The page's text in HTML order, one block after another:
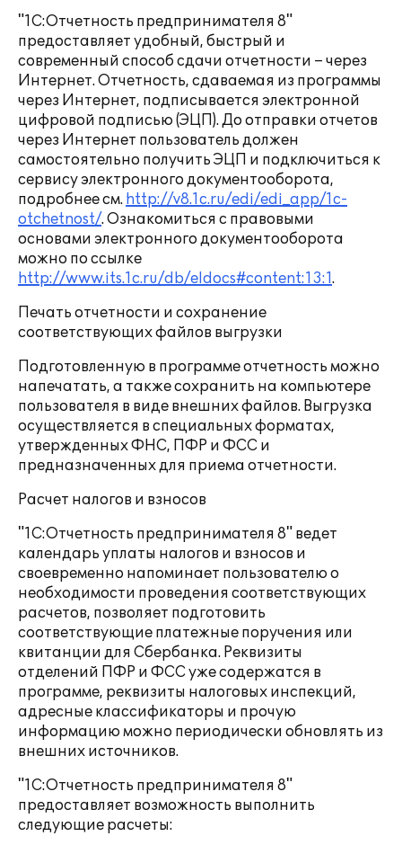
"1С:Отчетность предпринимателя 8"
предоставляет удобный, быстрый и
современный способ сдачи отчетности – через
Интернет. Отчетность, сдаваемая из программы
через Интернет, подписывается электронной
цифровой подписью (ЭЦП). До отправки отчетов
через Интернет пользователь должен
самостоятельно получить ЭЦП и подключиться к
сервису электронного документооборота,
подробнее см. http://v8.1c.ru/edi/edi_app/1c-
otchetnost/. Ознакомиться с правовыми
основами электронного документооборота
можно по ссылке
http://www.its.1c.ru/db/eldocs#content:13:1.
Печать отчетности и сохранение
соответствующих файлов выгрузки
Подготовленную в программе отчетность можно
напечатать, а также сохранить на компьютере
пользователя в виде внешних файлов. Выгрузка
осуществляется в специальных форматах,
утвержденных ФНС, ПФР и ФСС и
предназначенных для приема отчетности.
Расчет налогов и взносов
"1С:Отчетность предпринимателя 8" ведет
календарь уплаты налогов и взносов и
своевременно напоминает пользователю о
необходимости проведения соответствующих
расчетов, позволяет подготовить
соответствующие платежные поручения или
квитанции для Сбербанка. Реквизиты
отделений ПФР и ФСС уже содержатся в
программе, реквизиты налоговых инспекций,
адресные классификаторы и прочую
информацию можно периодически обновлять из
внешних источников.
"1С:Отчетность предпринимателя 8"
предоставляет возможность выполнить
следующие расчеты: